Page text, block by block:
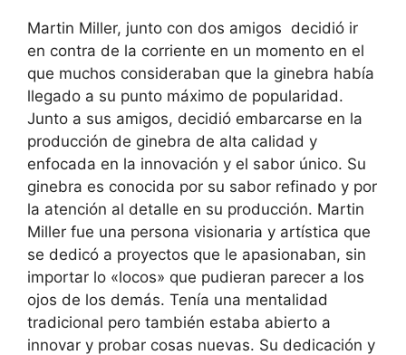
Martin Miller, junto con dos amigos decidió ir
en contra de la corriente en un momento en el
que muchos consideraban que la ginebra había
llegado a su punto máximo de popularidad.
Junto a sus amigos, decidió embarcarse en la
producción de ginebra de alta calidad y
enfocada en la innovación y el sabor único. Su
ginebra es conocida por su sabor refinado y por
la atención al detalle en su producción. Martin
Miller fue una persona visionaria y artística que
se dedicó a proyectos que le apasionaban, sin
importar lo «locos» que pudieran parecer a los
ojos de los demás. Tenía una mentalidad
tradicional pero también estaba abierto a
innovar y probar cosas nuevas. Su dedicación y